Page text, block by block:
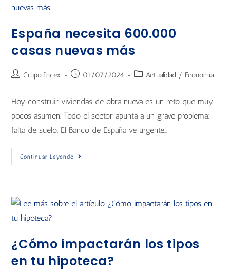
España necesita 600.000
casas nuevas más
Grupo Index 01/07/2024 Actualidad / Economía
Hoy construir viviendas de obra nueva es un reto que muy
pocos asumen. Todo el sector apunta a un grave problema:
falta de suelo. El Banco de España ve urgente…
Continuar Leyendo
¿Cómo impactarán los tipos
en tu hipoteca?